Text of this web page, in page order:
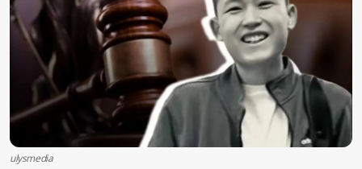
Sadaq TV
Общество
Спорт
Мир
ulysmedia